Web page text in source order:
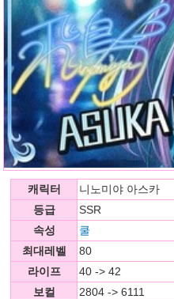
캐릭터
니노미야 아스카
등급
SSR
속성
쿨
최대레벨
80
라이프
40 -> 42
보컬
2804 -> 6111